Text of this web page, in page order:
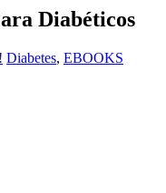
Diabéticos
Diabetes, EBOOKS